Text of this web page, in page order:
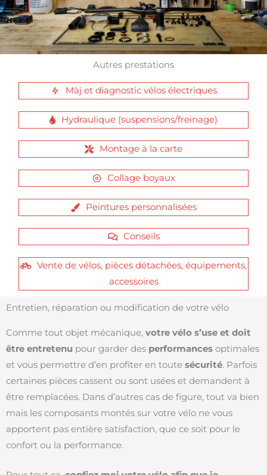
Autres prestations
Màj et diagnostic vélos électriques
Hydraulique (suspensions/freinage)
Montage à la carte
Collage boyaux
Peintures personnalisées
Conseils
Vente de vélos, pièces détachées, équipements,
accessoires
Entretien, réparation ou modification de votre vélo
Comme tout objet mécanique, votre vélo s’use et doit
être entretenu pour garder des performances optimales
et vous permettre d’en profiter en toute sécurité. Parfois
certaines pièces cassent ou sont usées et demandent à
être remplacées. Dans d’autres cas de figure, tout va bien
mais les composants montés sur votre vélo ne vous
apportent pas entière satisfaction, que ce soit pour le
confort ou la performance.